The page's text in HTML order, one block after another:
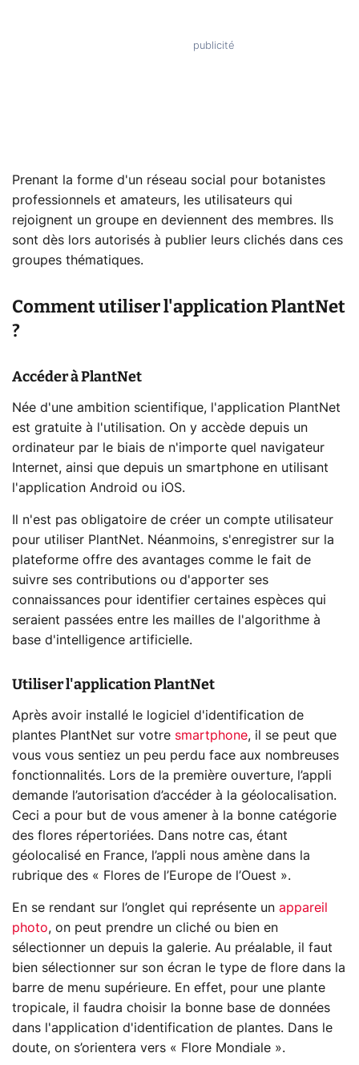
Prenant la forme d'un réseau social pour botanistes
professionnels et amateurs, les utilisateurs qui
rejoignent un groupe en deviennent des membres. Ils
sont dès lors autorisés à publier leurs clichés dans ces
groupes thématiques.
Comment utiliser l'application PlantNet
?
Accéder à PlantNet
Née d'une ambition scientifique, l'application PlantNet
est gratuite à l'utilisation. On y accède depuis un
ordinateur par le biais de n'importe quel navigateur
Internet, ainsi que depuis un smartphone en utilisant
l'application Android ou iOS.
Il n'est pas obligatoire de créer un compte utilisateur
pour utiliser PlantNet. Néanmoins, s'enregistrer sur la
plateforme offre des avantages comme le fait de
suivre ses contributions ou d'apporter ses
connaissances pour identifier certaines espèces qui
seraient passées entre les mailles de l'algorithme à
base d'intelligence artificielle.
Utiliser l'application PlantNet
Après avoir installé le logiciel d'identification de
plantes PlantNet sur votre smartphone, il se peut que
vous vous sentiez un peu perdu face aux nombreuses
fonctionnalités. Lors de la première ouverture, l’appli
demande l’autorisation d’accéder à la géolocalisation.
Ceci a pour but de vous amener à la bonne catégorie
des flores répertoriées. Dans notre cas, étant
géolocalisé en France, l’appli nous amène dans la
rubrique des « Flores de l’Europe de l’Ouest ».
En se rendant sur l’onglet qui représente un appareil
photo, on peut prendre un cliché ou bien en
sélectionner un depuis la galerie. Au préalable, il faut
bien sélectionner sur son écran le type de flore dans la
barre de menu supérieure. En effet, pour une plante
tropicale, il faudra choisir la bonne base de données
dans l'application d'identification de plantes. Dans le
doute, on s’orientera vers « Flore Mondiale ».